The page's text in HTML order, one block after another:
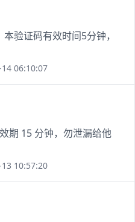
验证码有效时间5分钟，
06:10:07
期 15 分钟，勿泄漏给他
10:57:20